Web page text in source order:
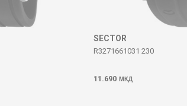
SECTOR
R3271661031 230
11.690 МКД